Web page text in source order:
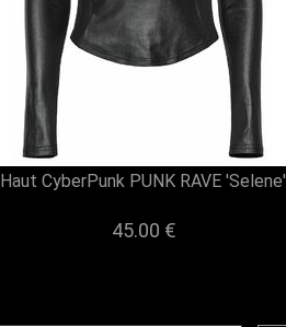
Haut CyberPunk PUNK RAVE 'Selene'
45.00 €